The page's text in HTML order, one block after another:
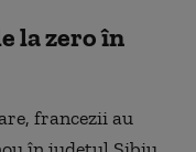
la zero în
francezii au